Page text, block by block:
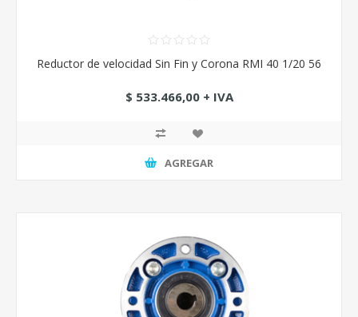
Reductor de velocidad Sin Fin y Corona RMI 40 1/20 56
$ 533.466,00 + IVA
AGREGAR